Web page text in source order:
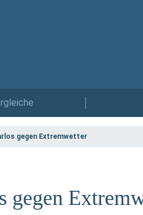
gegen Extremwetter
gegen